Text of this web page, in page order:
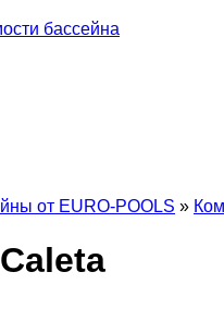
бассейна
от EURO-POOLS »